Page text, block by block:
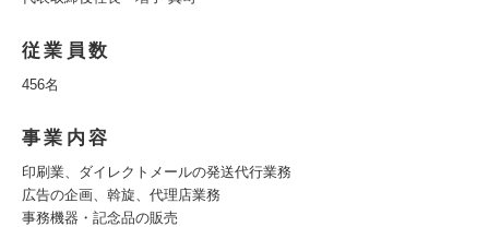
従業員数
456名
事業内容
印刷業、ダイレクトメールの発送代行業務
広告の企画、斡旋、代理店業務
事務機器・記念品の販売